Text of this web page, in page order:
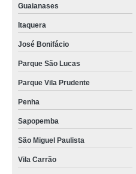
Guaianases
Itaquera
José Bonifácio
Parque São Lucas
Parque Vila Prudente
Penha
Sapopemba
São Miguel Paulista
Vila Carrão